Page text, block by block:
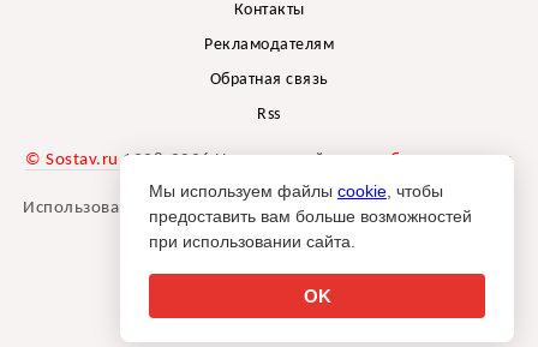
Контакты
Рекламодателям
Обратная связь
Rss
© Sostav.ru 1998-2026 Независимый проектбрендингового
агентства Depot
Использование материалов Sostav.ru допустимо только при
указании источника.
Мы используем файлы cookie , чтобы
предоставить вам больше возможностей
при использовании сайта.
OK